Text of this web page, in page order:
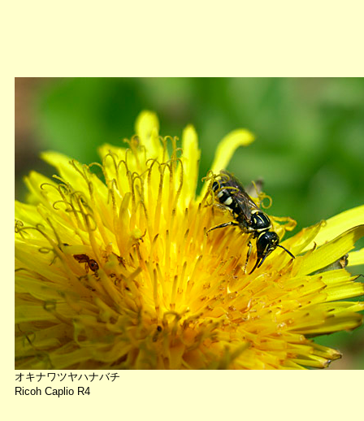
オキナワツヤハナバチ
Ricoh Caplio R4